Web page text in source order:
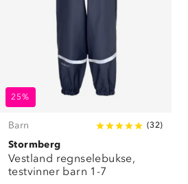
25%
Barn (32)
Stormberg
Vestland regnselebukse,
testvinner barn 1-7